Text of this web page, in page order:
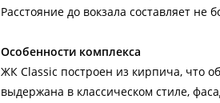
Расстояние до вокзала составляет не
Особенности комплекса
ЖК Classic построен из кирпича, что
выдержана в классическом стиле,